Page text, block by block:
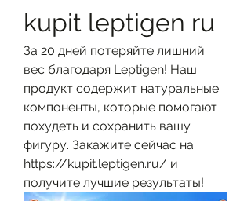
kupit leptigen ru
За 20 дней потеряйте лишний
вес благодаря Leptigen! Наш
продукт содержит натуральные
компоненты, которые помогают
похудеть и сохранить вашу
фигуру. Закажите сейчас на
https://kupit.leptigen.ru/ и
получите лучшие результаты!